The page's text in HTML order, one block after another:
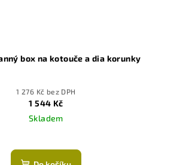
box na kotouče a dia korunky
1 276 Kč bez DPH
1 544 Kč
Skladem
hodnocení
produktu